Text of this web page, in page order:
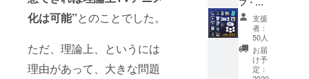
化は可能”とのことでした。
ただ、理論上、というには
理由があって、大きな問題
以上の
名前は
お受け
できま
せん。
ご支援
時に備
キービ
ジュポ
スター
・解説
本 ・マ
ネーク
リップ
くらい
の大き
さにさ
せてい
ただき
ます。
＜リ
イン入
り、額
縁付き
『WEE
』原作
ゲーム
アート
手本と
なる存
在で
す。
『Ｍ
Ｄ』の
リター
フィナ
ンシャ
ル・オ
フィ
サー／
最高財
支援
者：
50人
お届
け予
定：